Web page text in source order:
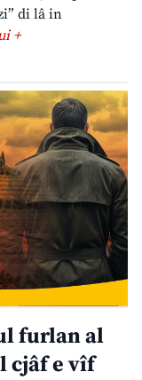
di lâ in
+
furlan al
cjâf e vîf